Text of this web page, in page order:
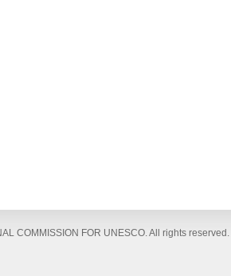
COMMISSION FOR UNESCO. All rights reserved.